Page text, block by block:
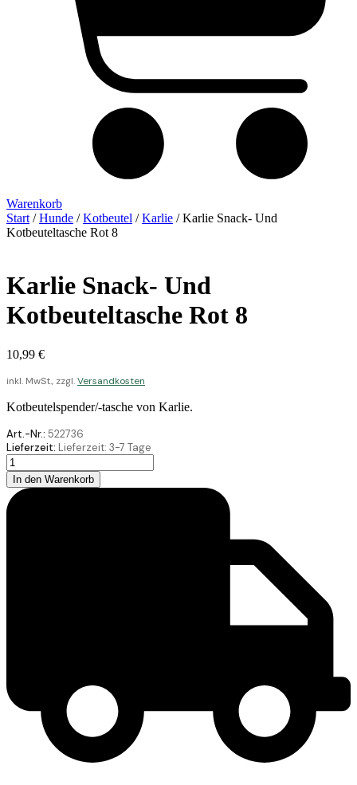
Warenkorb
Start /Hunde /Kotbeutel /Karlie / Karlie Snack- Und
Kotbeuteltasche Rot 8
Karlie Snack- Und
Kotbeuteltasche Rot 8
10,99 €
inkl. MwSt., zzgl.Versandkosten
Kotbeutelspender/-tasche von Karlie.
Art.-Nr.: 522736
Lieferzeit: Lieferzeit: 3-7 Tage
Karlie
Snack-
Und
Kotbeuteltasche
In den Warenkorb